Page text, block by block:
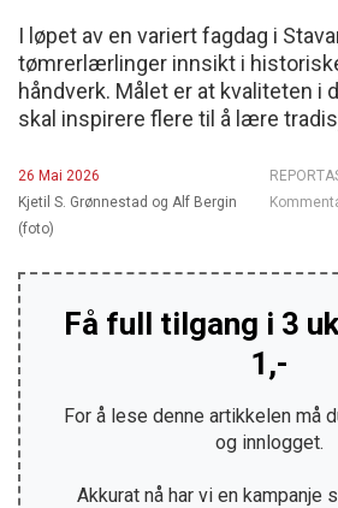
I løpet av en variert fagdag i
tømrerlærlinger innsikt i
håndverk. Målet er at kvaliteten i
skal inspirere flere til å lære
26 Mai 2026
Kjetil S. Grønnestad og Alf Bergin
(foto)
Få full tilgang i 3
1,-
For å lese denne artikkelen må
og innlogget.
Akkurat nå har vi en kampanje